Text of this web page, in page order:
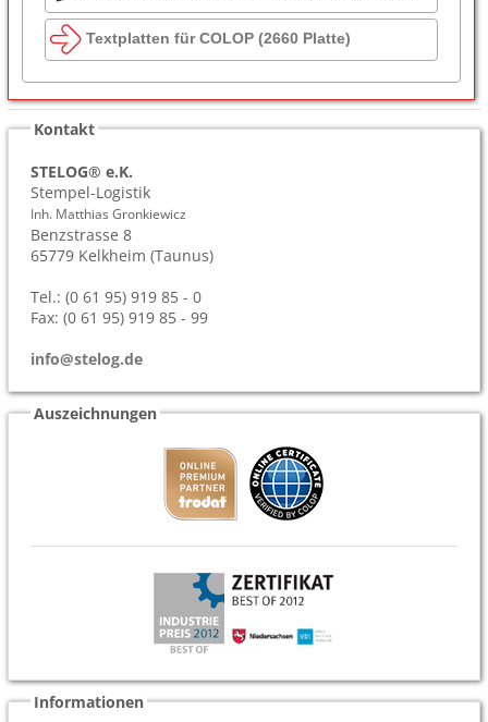
Textplatten für COLOP (2660 Platte)
Kontakt
STELOG® e.K.
Stempel-Logistik
Inh. Matthias Gronkiewicz
Benzstrasse 8
65779 Kelkheim (Taunus)
Tel.: (0 61 95) 919 85 - 0
Fax: (0 61 95) 919 85 - 99
info@stelog.de
Auszeichnungen
Informationen